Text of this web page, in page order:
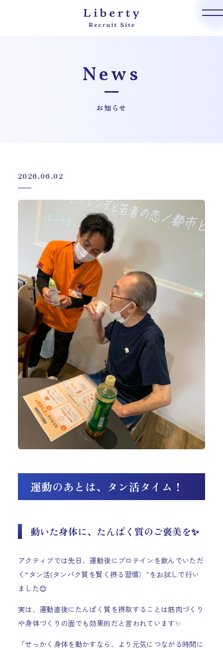
News
お知らせ
2026.06.02
運動のあとは、タン活タイム！
動いた身体に、たんぱく質のご褒美を✨
アクティブでは先日、運動後にプロテインを飲んでいただ
く“タン活(タンパク質を賢く摂る習慣）”をお試しで行い
ました😊
実は、運動直後にたんぱく質を摂取することは筋肉づくり
や身体づくりの面でも効果的だと言われています✨
「せっかく身体を動かすなら、より元気につながる時間に